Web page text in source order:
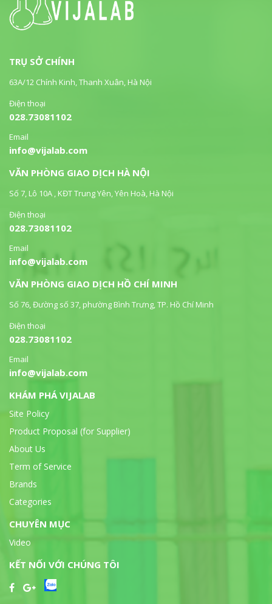
TRỤ SỞ CHÍNH
63A/12 Chính Kinh, Thanh Xuân, Hà Nội
Điện thoại
028.73081102
Email
info@vijalab.com
VĂN PHÒNG GIAO DỊCH HÀ NỘI
Số 7, Lô 10A , KĐT Trung Yên, Yên Hoà, Hà Nội
Điện thoại
028.73081102
Email
info@vijalab.com
VĂN PHÒNG GIAO DỊCH HỒ CHÍ MINH
Số 76, Đường số 37, phường Bình Trưng, TP. Hồ Chí Minh
Điện thoại
028.73081102
Email
info@vijalab.com
KHÁM PHÁ VIJALAB
Site Policy
Product Proposal (for Supplier)
About Us
Term of Service
Brands
Categories
CHUYÊN MỤC
Video
KẾT NỐI VỚI CHÚNG TÔI